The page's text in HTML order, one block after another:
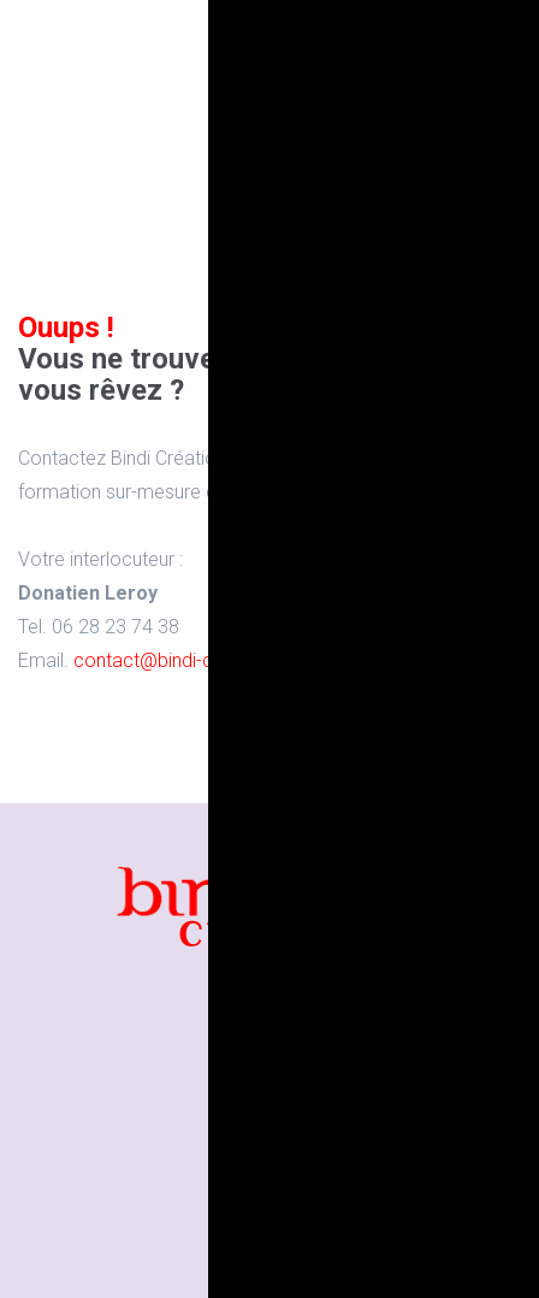
Ouups !
Vous ne trouvez pas la formation dont
vous rêvez ?
Contactez Bindi Création pour en discuter et concevoir la
formation sur-mesure que vous souhaitez :
Votre interlocuteur :
Donatien Leroy
Tel. 06 28 23 74 38
Email. contact@bindi-creation.com